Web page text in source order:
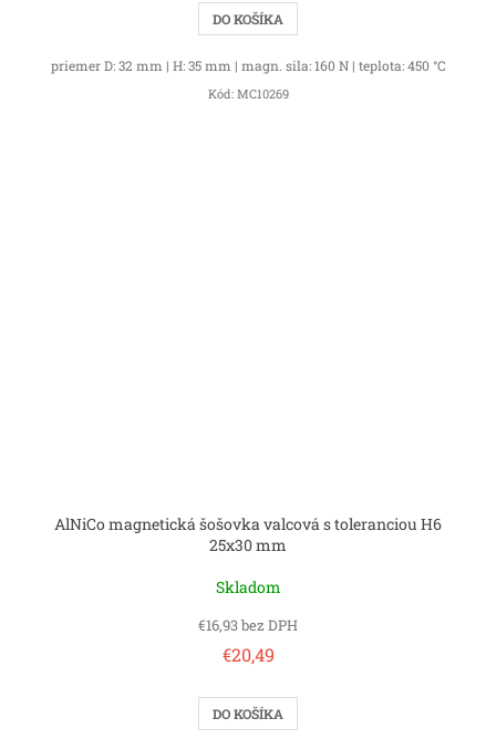
DO KOŠÍKA
priemer D: 32 mm | H: 35 mm | magn. sila: 160 N | teplota: 450 °C
Kód: MC10269
AlNiCo magnetická šošovka valcová s toleranciou H6
25x30 mm
Skladom
€16,93 bez DPH
€20,49
DO KOŠÍKA